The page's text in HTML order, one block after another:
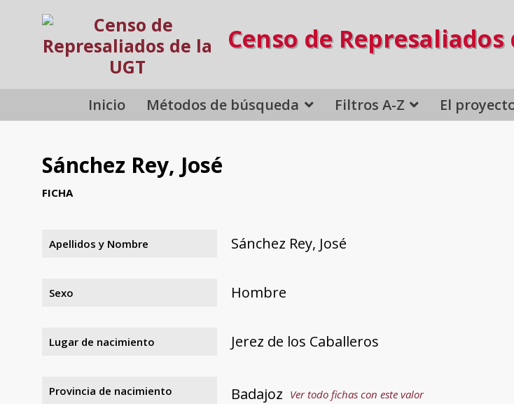
Censo de Represaliados
Inicio Métodos de búsqueda Filtros A-Z El
Sánchez Rey, José
FICHA
Apellidos y Nombre Sánchez Rey, José
Sexo Hombre
Lugar de nacimiento Jerez de los Caballeros
Provincia de nacimiento Badajoz Ver todo fichas con este valor